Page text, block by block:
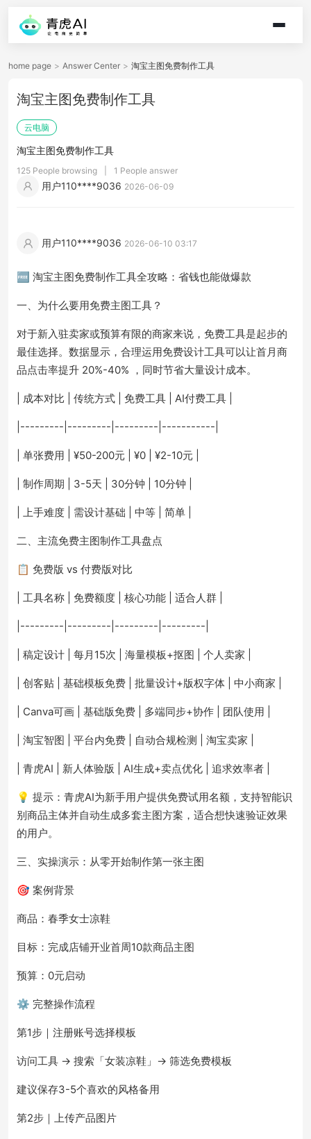
home page > Answer Center > 淘宝主图免费制作工具
淘宝主图免费制作工具
云电脑
淘宝主图免费制作工具
125 People browsing 1 People answer
用户110****9036 2026-06-09
用户110****9036 2026-06-10 03:17
🆓 淘宝主图免费制作工具全攻略：省钱也能做爆款
一、为什么要用免费主图工具？
对于新入驻卖家或预算有限的商家来说，免费工具是起步的
最佳选择。数据显示，合理运用免费设计工具可以让首月商
品点击率提升 20%-40% ，同时节省大量设计成本。
| 成本对比 | 传统方式 | 免费工具 | AI付费工具 |
|---------|---------|---------|-----------|
| 单张费用 | ¥50-200元 | ¥0 | ¥2-10元 |
| 制作周期 | 3-5天 | 30分钟 | 10分钟 |
| 上手难度 | 需设计基础 | 中等 | 简单 |
二、主流免费主图制作工具盘点
📋 免费版 vs 付费版对比
| 工具名称 | 免费额度 | 核心功能 | 适合人群 |
|---------|---------|---------|---------|
| 稿定设计 | 每月15次 | 海量模板+抠图 | 个人卖家 |
| 创客贴 | 基础模板免费 | 批量设计+版权字体 | 中小商家 |
| Canva可画 | 基础版免费 | 多端同步+协作 | 团队使用 |
| 淘宝智图 | 平台内免费 | 自动合规检测 | 淘宝卖家 |
| 青虎AI | 新人体验版 | AI生成+卖点优化 | 追求效率者 |
💡 提示：青虎AI为新手用户提供免费试用名额，支持智能识
别商品主体并自动生成多套主图方案，适合想快速验证效果
的用户。
三、实操演示：从零开始制作第一张主图
🎯 案例背景
商品：春季女士凉鞋
目标：完成店铺开业首周10款商品主图
预算：0元启动
⚙️ 完整操作流程
第1步｜注册账号选择模板
访问工具 → 搜索「女装凉鞋」→ 筛选免费模板
建议保存3-5个喜欢的风格备用
第2步｜上传产品图片